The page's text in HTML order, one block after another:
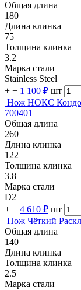
Общая длина
180
Длина клинка
75
Толщина клинка
3.2
Марка стали
Stainless Steel
+ − 1 100 ₽ шт
Нож НОКС Кондор
700401
Общая длина
260
Длина клинка
122
Толщина клинка
3.8
Марка стали
D2
+ − 4 610 ₽ шт
Нож Чёткий
Общая длина
140
Длина клинка
Толщина клинка
2.5
Марка стали